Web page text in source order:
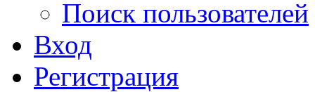
Поиск пользователей
Вход
Регистрация